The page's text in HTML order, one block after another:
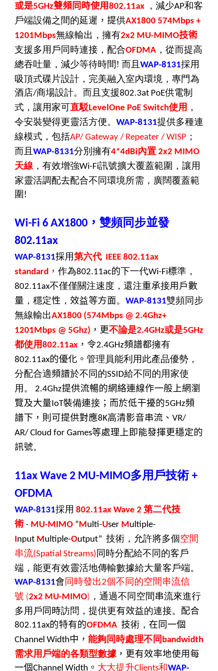
或是5GHz雙頻同時使用802.11ax ，減少AP和客
戶端設備之間的延遲 ，提供AX1800 574Mbps +
1201Mbps無線輸出，擁有2x2 MU-MIMO技術
支援多用戶同時連接，配合OFDMA ，從而提高
總吞吐量，減少等待時間! 而且 WAP-8131採用
吸頂式碟片設計，完美融入室內環境，專門為
酒店/商場設計。而且支援802.3at PoE供電制
式，讓用家可直駁LevelOne PoE Switch使用 ，
令安裝變得更靈活方便。 WAP-8131提供多種連
線模式，包括AP/ Gateway / Repeater / WISP ；
而且 WAP-8131分別擁有4*4dBi內置 2x2 MIMO
天線 ，有效增強Wi-Fi訊號擴大覆蓋範圍，讓用
家靈活調配去配合不同環境所需，廣闊覆蓋範
圍 !
Wi-Fi 6 AX1800 ， 雙頻同步並發
802.11ax
WAP-8131採用第六代 IEEE 802.11ax
standard ， 作為802.11ac的下一代Wi-Fi標準，
802.11ax不僅僅關注速度，還注重承接用戶數
量 ，穩定性 ， 效益等方面。 WAP-8131雙頻同步
無線輸出AX1800 (574Mbps @ 2.4Ghz+
1201Mbps @ 5Ghz) ，更不論是2.4GHz或是5GHz
都使用802.11ax ，令2.4GHz頻譜都擁有
802.11ax的優化。 管理員能利用此產品優勢，
分配合適頻譜於不同的SSID給不同的用家使
用。
2.4Ghz提供流暢的網絡連線作一般上網瀏
覽及大量IoT裝備連接 ；而於低干擾的5GHz頻
譜下，則可提供對應8K高清影音串流、 VR/
AR/ Cloud for Games等處理上即能發揮更穩定的
訊號。
11ax Wave 2 MU-MIMO多用戶技術 +
OFDMA
WAP-8131採用 802.11ax Wave 2 第二代技
術 - MU-MIMO “Multi-User Multiple-
Input Multiple-Output” 技術，允許將多個空間
串流(Spatial Streams) 同時分配給不同的客戶
端，能更有效靈活地傳輸數據給大量客戶端。
WAP-8131會同時發出2個不同的空間串流信
號 (2x2 MU-MIMO) ， 通過不同空間串流來進行
多用戶同時訪問，提供更有效益的連接。 配合
802.11ax的特有的OFDMA 技術， 在同一個
Channel Width中， 能夠同時處理不同 bandwidth
需求用戶端的各類型數據 ，更有效率地使用每
一個Channel Width 。 大大提升Clients和WAP-